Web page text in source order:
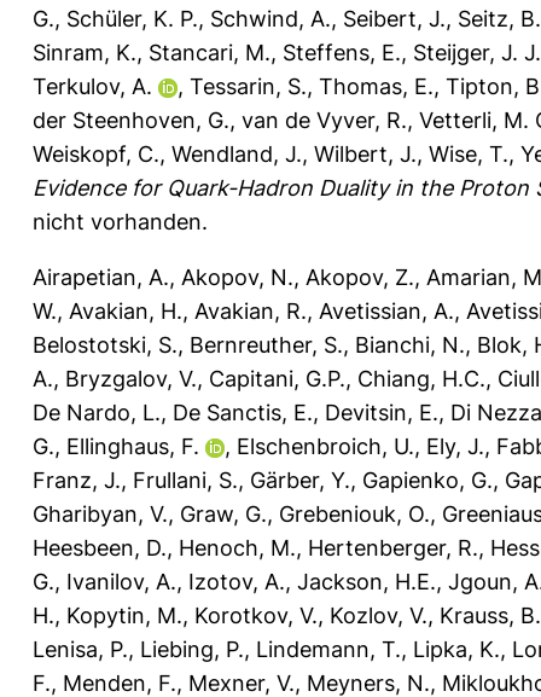
G., Schüler, K. P., Schwind, A., Seibert, J., Seitz, B.
Sinram, K., Stancari, M., Steffens, E., Steijger, J.
Terkulov, A.
, Tessarin, S., Thomas, E., Tipton,
der Steenhoven, G., van de Vyver, R., Vetterli, M.
Weiskopf, C., Wendland, J., Wilbert, J., Wise, T.,
Evidence for Quark-Hadron Duality in the Proton
nicht vorhanden.
Airapetian, A., Akopov, N., Akopov, Z., Amarian,
W., Avakian, H., Avakian, R., Avetissian, A.,
Belostotski, S., Bernreuther, S., Bianchi, N., Blok,
A., Bryzgalov, V., Capitani, G.P., Chiang, H.C.,
De Nardo, L., De Sanctis, E., Devitsin, E., Di
G., Ellinghaus, F. , Elschenbroich, U., Ely, J.,
Franz, J., Frullani, S., Gärber, Y., Gapienko, G.,
Gharibyan, V., Graw, G., Grebeniouk, O.,
Heesbeen, D., Henoch, M., Hertenberger, R.,
G., Ivanilov, A., Izotov, A., Jackson, H.E., Jgoun,
H., Kopytin, M., Korotkov, V., Kozlov, V., Krauss, B.
Lenisa, P., Liebing, P., Lindemann, T., Lipka, K.,
F., Menden, F., Mexner, V., Meyners, N.,